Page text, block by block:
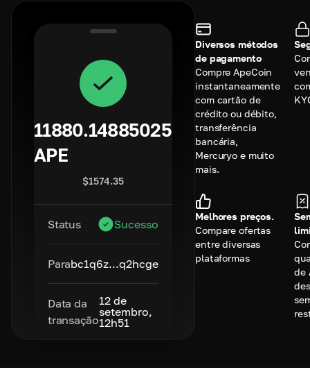
11880.14885025
APE
$1574.35
Status Sucesso
Parabc1q6z...q2hcge
Data da
transação
12 de
setembro,
12h51
Diversos métodos
de pagamento
Compre ApeCoin
instantaneamente
com cartão de
crédito ou débito,
transferência
bancária,
Mercuryo e muito
mais.
Melhores preços.
Compare ofertas
entre diversas
plataformas
de